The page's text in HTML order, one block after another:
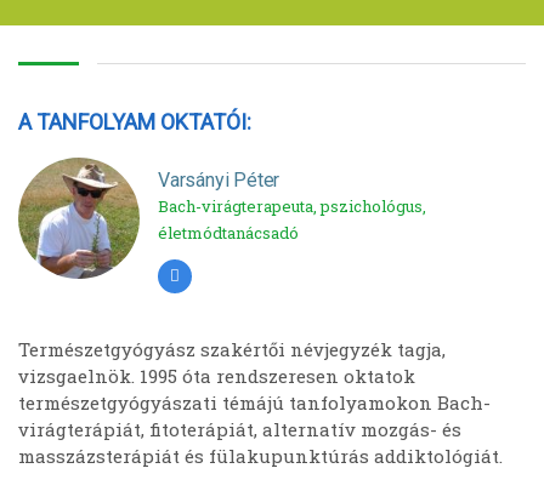
A TANFOLYAM OKTATÓI:
Varsányi Péter
Bach-virágterapeuta, pszichológus,
életmódtanácsadó
Természetgyógyász szakértői névjegyzék tagja,
vizsgaelnök. 1995 óta rendszeresen oktatok
természetgyógyászati témájú tanfolyamokon Bach-
virágterápiát, fitoterápiát, alternatív mozgás- és
masszázsterápiát és fülakupunktúrás addiktológiát.